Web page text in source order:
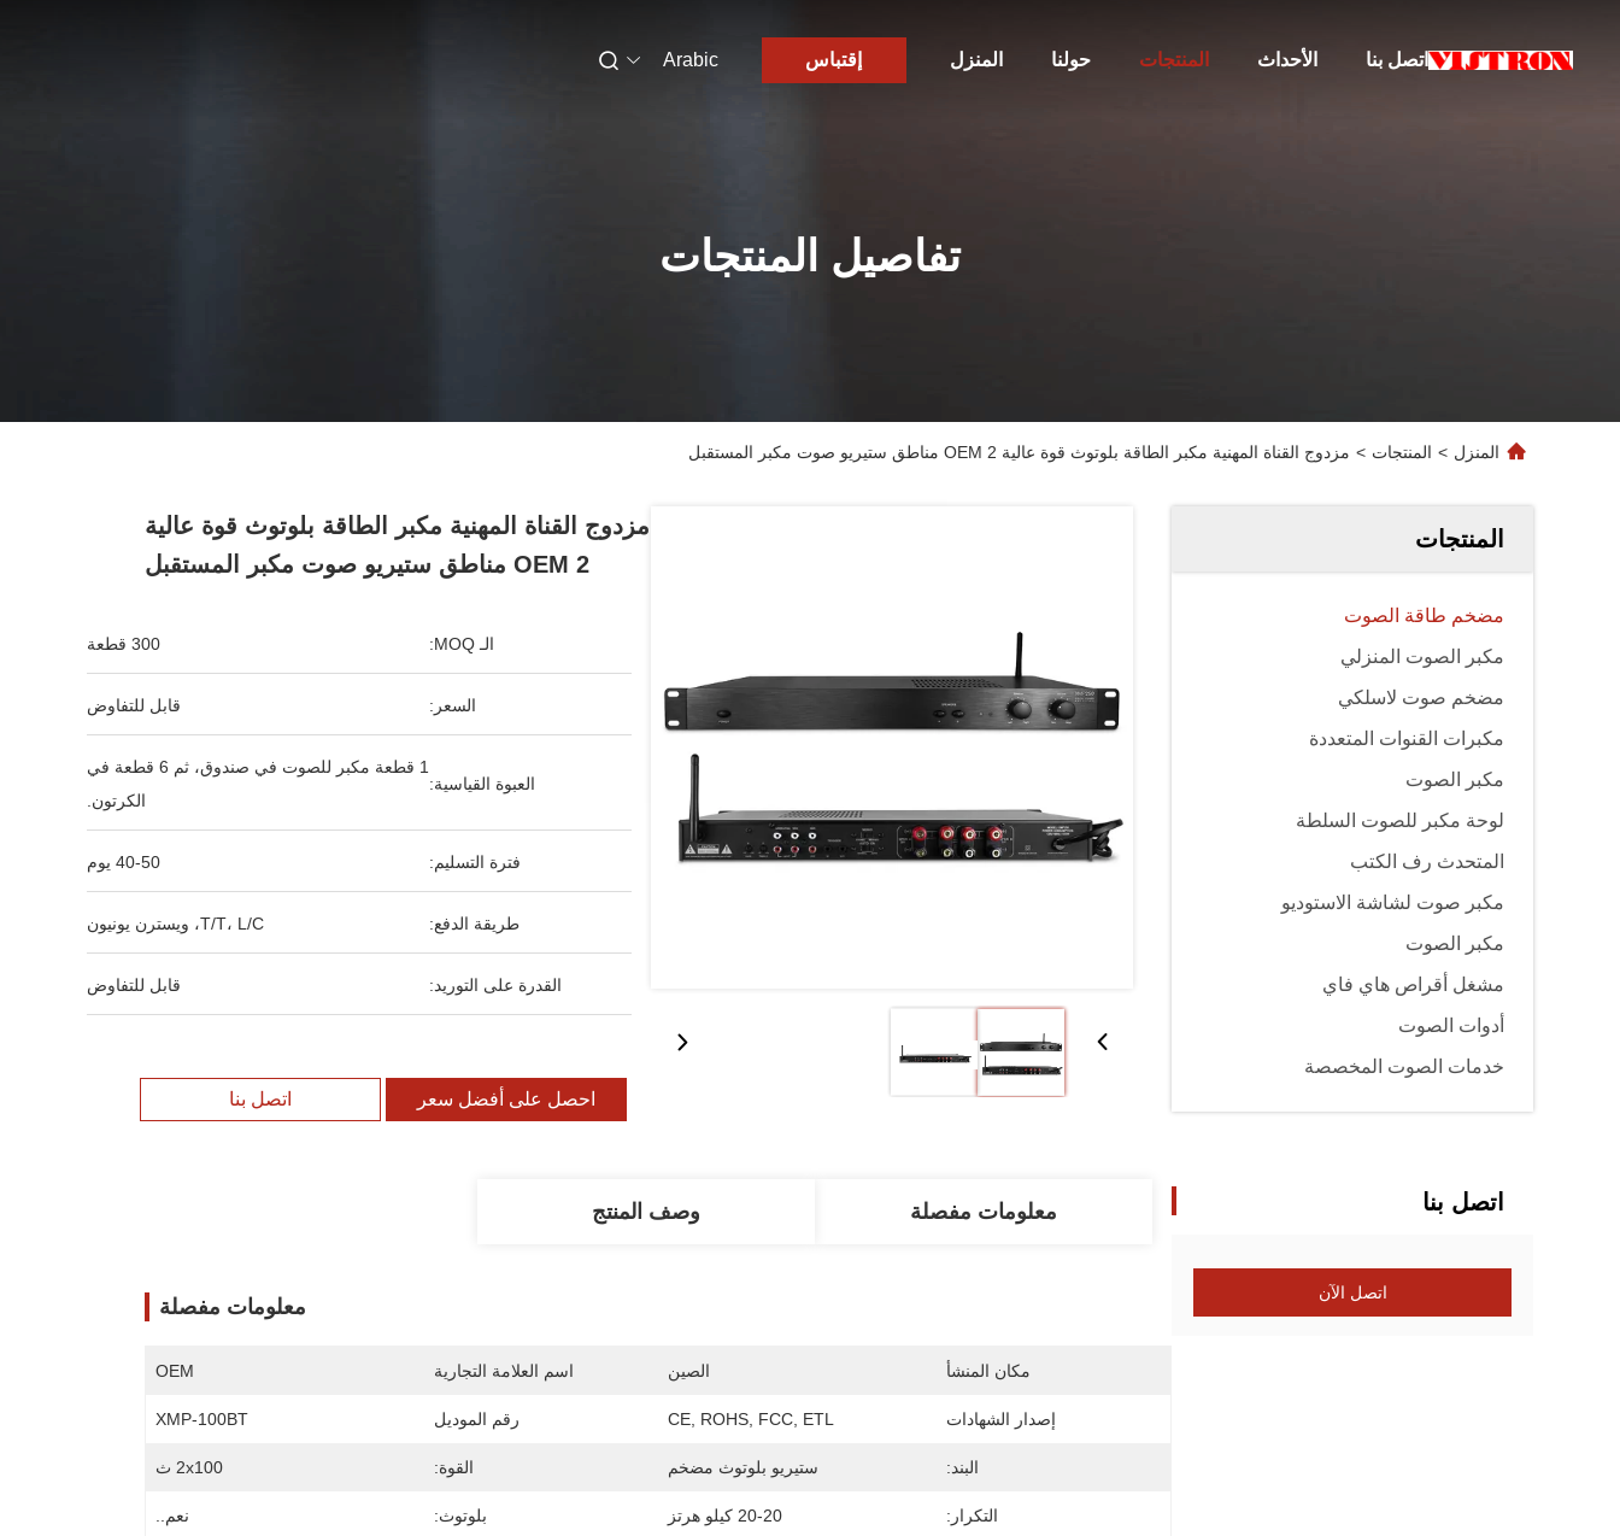
المنزل حولنا المنتجات الأحداث اتصل بنا إقتباس Arabic
تفاصيل المنتجات
المنزل > المنتجات > مزدوج القناة المهنية مكبر الطاقة بلوتوث قوة عالية OEM 2 مناطق ستيريو صوت مكبر المستقبل
المنتجات
مضخم طاقة الصوت
مكبر الصوت المنزلي
مضخم صوت لاسلكي
مكبرات القنوات المتعددة
مكبر الصوت
لوحة مكبر للصوت السلطة
المتحدث رف الكتب
مكبر صوت لشاشة الاستوديو
مكبر الصوت
مشغل أقراص هاي فاي
أدوات الصوت
خدمات الصوت المخصصة
اتصل بنا
اتصل الآن
مزدوج القناة المهنية مكبر الطاقة بلوتوث قوة عالية
OEM 2 مناطق ستيريو صوت مكبر المستقبل
الـ MOQ: 300 قطعة
السعر: قابل للتفاوض
العبوة القياسية:
1 قطعة مكبر للصوت في صندوق، ثم 6 قطعة في
الكرتون.
فترة التسليم: 40-50 يوم
طريقة الدفع: T/T، L/C، ويسترن يونيون
القدرة على التوريد: قابل للتفاوض
احصل على أفضل سعر اتصل بنا
معلومات مفصلة وصف المنتج
معلومات مفصلة
مكان المنشأ الصين اسم العلامة التجارية OEM
إصدار الشهادات CE, ROHS, FCC, ETL رقم الموديل XMP-100BT
البند: ستيريو بلوتوث مضخم القوة: 2x100 ث
التكرار: 20-20 كيلو هرتز بلوتوث: نعم..